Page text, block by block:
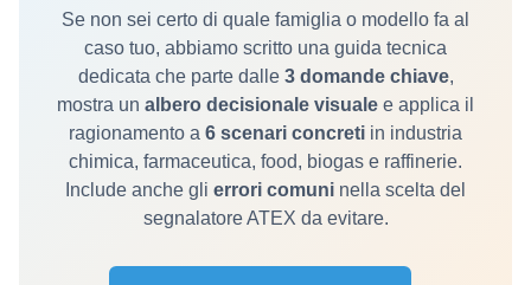
Se non sei certo di quale famiglia o modello fa al
caso tuo, abbiamo scritto una guida tecnica
dedicata che parte dalle 3 domande chiave,
mostra un albero decisionale visuale e applica il
ragionamento a 6 scenari concreti in industria
chimica, farmaceutica, food, biogas e raffinerie.
Include anche gli errori comuni nella scelta del
segnalatore ATEX da evitare.